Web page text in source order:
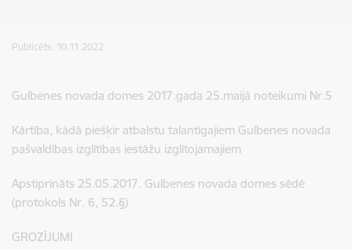
Publicēts: 10.11.2022.
Gulbenes novada domes 2017.gada 25.maijā noteikumi Nr.5
Kārtība, kādā piešķir atbalstu talantīgajiem Gulbenes novada
pašvaldības izglītības iestāžu izglītojamajiem
Apstiprināts 25.05.2017. Gulbenes novada domes sēdē
(protokols Nr. 6, 52.§)
GROZĪJUMI